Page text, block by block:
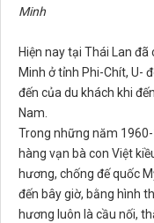
Minh
Hiện nay tại Thái Lan
Minh ở tỉnh Phi-Chít, U-
đến của du khách khi
Nam.
Trong những năm
hàng vạn bà con Việt
hương, chống đế quốc
đến bây giờ, bằng hình
hương luôn là cầu nối,